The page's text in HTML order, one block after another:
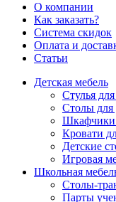
О компании
Как заказать?
Система скидок
Оплата и
Статьи
Детская мебель
Стулья для
Столы для
Шкафчики
Кровати
Детские
Игровая
Школьная
Столы-
Парты